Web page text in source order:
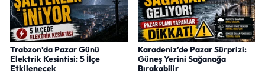
Trabzon’da Pazar Günü
Elektrik Kesintisi: 5 İlçe
Etkilenecek
Karadeniz’de Pazar Sürprizi:
Güneş Yerini Sağanağa
Bırakabilir